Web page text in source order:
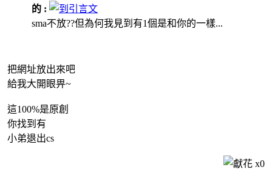
的 :
sma不放??但為何我見到有1個是和你的一樣...
把網址放出來吧
給我大開眼畀~
這100%是原創
你找到有
小弟退出cs
x0